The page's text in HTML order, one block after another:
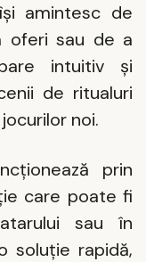
amintesc de
oferi sau de a
intuitiv și
de ritualuri
noi.
prin
care poate fi
sau în
soluție rapidă,